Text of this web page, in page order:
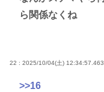
ら関係なくね
22 : 2025/10/04(土) 12:34:57.463
>>16